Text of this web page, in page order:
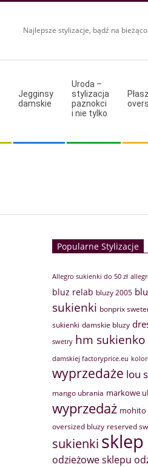
Najlepsze stylizacje, bądź na
Jegginsy
damskie
Uroda –
stylizacja
paznokci
i nie tylko
Popularne Stylizacje
Allegro sukienki do 50 zł
bluz relab bluzy 2005
sukienki bonprix
sukienki damskie bluzy
swetry hm sukienko
damskiej factoryprice.eu
wyprzedaże lou
mango ubrania markowe
wyprzedaż mohito
oversized bluzy reserved
sukienki
odzieżowesklepu